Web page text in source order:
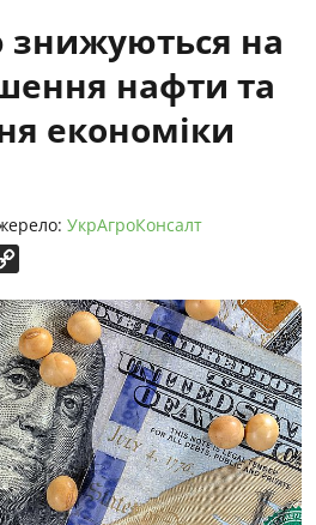
знижуються на
нафти та
економіки
УкрАгроКонсалт